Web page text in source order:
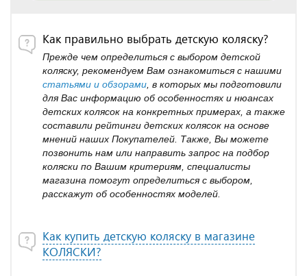
Как правильно выбрать детскую коляску?
Прежде чем определиться с выбором детской
коляску, рекомендуем Вам ознакомиться с нашими
статьями и обзорами , в которых мы подготовили
для Вас информацию об особенностях и нюансах
детских колясок на конкретных примерах, а также
составили рейтинги детских колясок на основе
мнений наших Покупателей. Также, Вы можете
позвонить нам или направить запрос на подбор
коляски по Вашим критериям, специалисты
магазина помогут определиться с выбором,
расскажут об особенностях моделей.
Как купить детскую коляску в магазине
КОЛЯСКИ?